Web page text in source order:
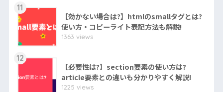
11
【効かない場合は?】htmlのsmallタグとは?
使い方・コピーライト表記方法も解説!
1363 views
12
【必要性は?】section要素の使い方は?
article要素との違いも分かりやすく解説!
1225 views